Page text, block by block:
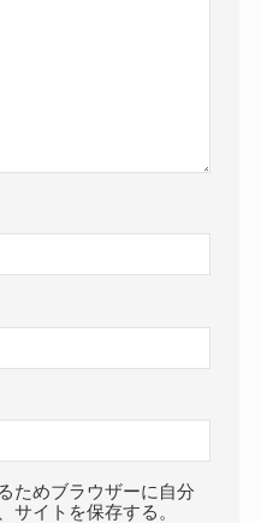
ためブラウザーに自分
サイトを保存する。